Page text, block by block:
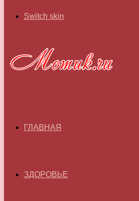
Switch skin
ГЛАВНАЯ
ЗДОРОВЬЕ